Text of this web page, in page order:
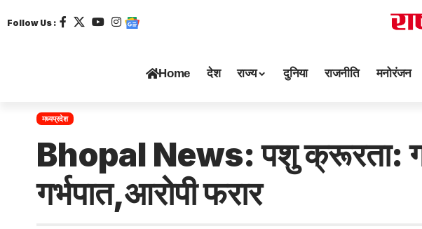
Follow Us :
Home देश राज्य दुनिया राजनीति मनोरंजन
मध्यप्रदेश
Bhopal News: पशु क्रूरता:
गर्भपात,आरोपी फरार